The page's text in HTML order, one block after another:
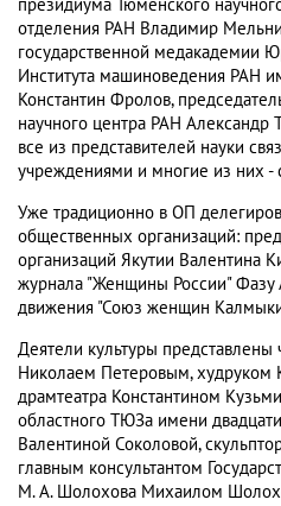
президиума Тюменского
отделения РАН Владимир
государственной медакадемии
Института машиноведения РАН
Константин Фролов,
научного центра РАН Александр
все из представителей науки
учреждениями и многие из них -
Уже традиционно в ОП
общественных организаций:
организаций Якутии Валентина
журнала "Женщины России" Фазу
движения "Союз женщин
Деятели культуры
Николаем Петеровым, худруком
драмтеатра Константином
областного ТЮЗа имени
Валентиной Соколовой,
главным консультантом
М. А. Шолохова Михаилом